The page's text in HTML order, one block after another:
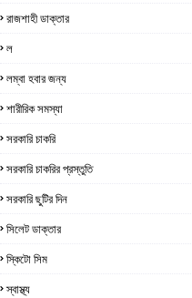
রাজশাহী ডাক্তার
ল
লম্বা হবার জন্য
শারীরিক সমস্যা
সরকারি চাকরি
সরকারি চাকরির প্রস্তুতি
সরকারি ছুটির দিন
সিলেট ডাক্তার
স্কিটো সিম
স্বাস্থ্য